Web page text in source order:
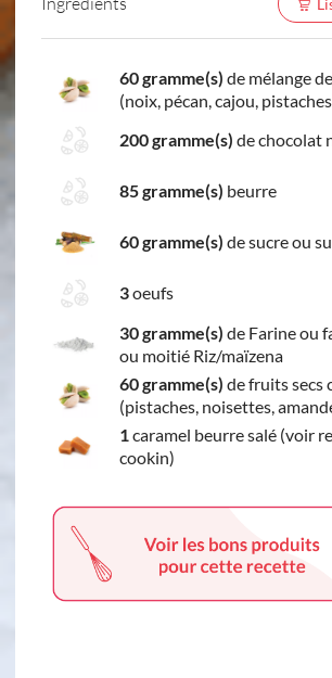
60 gramme(s) de mélange
(noix, pécan, cajou,
200 gramme(s) de chocolat
85 gramme(s) beurre
60 gramme(s) de sucre ou
3oeufs
30 gramme(s) de Farine ou
ou moitié Riz/maïzena
60 gramme(s) de fruits secs
(pistaches, noisettes,
1caramel beurre salé (voir
cookin)